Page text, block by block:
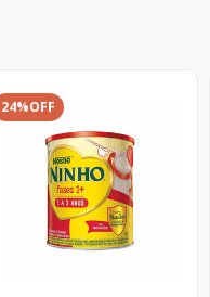
24%OFF